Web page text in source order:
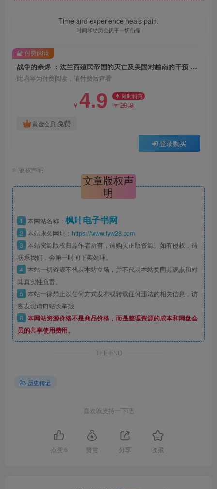
Time and experience heals pain.
时间和经历会抚平一切伤痛
战争的余烬 ：法兰西殖民帝国的灭亡及美国对越南的干预 （epub+mobi+pdf）
此内容为付费阅读，请付费后查看
￥ 4.9 限时特惠
￥29.9
黄金会员 免费
登录购买
付费阅读
© 版权声明
文章版权声
明
1 本网站名称： 枫叶电子书网
2 本站永久网址： https://www.fyw28.com
3 本站资源版权归原作者所有，请购买正版资源。如有侵权，请
联系我们，会第一时间下架处理。
4 本站一切资源不代表本站立场，并不代表本站赞同其观点和对
其真实性负责。
5 本站一律禁止以任何方式发布或转载任何违法的相关信息，访
客发现请向站长举报
6 本网站资源价格不是商品价格，而是整理资源的成本和网盘会
员的共享使用费用。
THE END
历史传记
喜欢就支持一下吧
点赞 6 赞赏 分享 收藏